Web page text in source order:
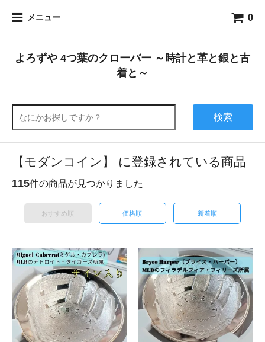
メニュー 0
よろずや 4つ葉のクローバー ～時計と革と銀と古
着と～
検索
【モダンコイン】 に登録されている商品
115件の商品が見つかりました
おすすめ順 価格順 新着順